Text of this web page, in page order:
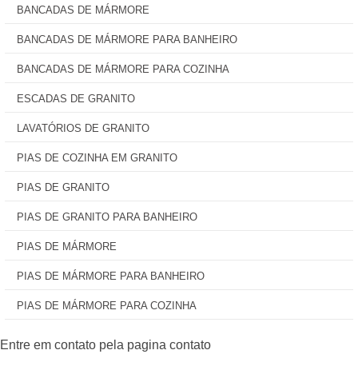
BANCADAS DE MÁRMORE
BANCADAS DE MÁRMORE PARA BANHEIRO
BANCADAS DE MÁRMORE PARA COZINHA
ESCADAS DE GRANITO
LAVATÓRIOS DE GRANITO
PIAS DE COZINHA EM GRANITO
PIAS DE GRANITO
PIAS DE GRANITO PARA BANHEIRO
PIAS DE MÁRMORE
PIAS DE MÁRMORE PARA BANHEIRO
PIAS DE MÁRMORE PARA COZINHA